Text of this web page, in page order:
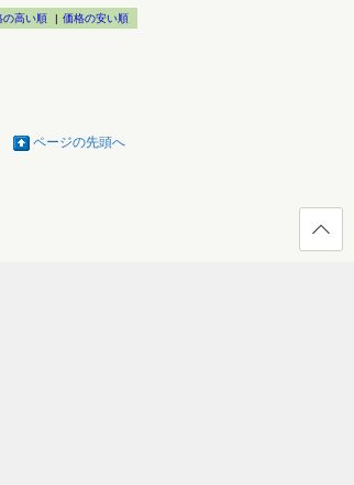
の高い順 | 価格の安い順
ページの先頭へ